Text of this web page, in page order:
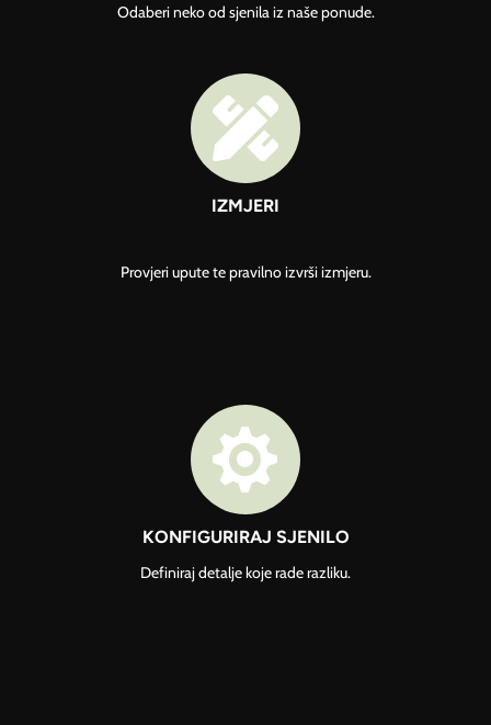
Odaberi neko od sjenila iz naše ponude.

IZMJERI
Provjeri upute te pravilno izvrši izmjeru.

KONFIGURIRAJ SJENILO
Definiraj detalje koje rade razliku.